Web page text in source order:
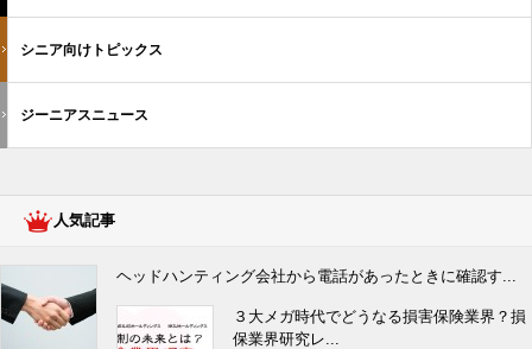
シニア向けトピックス
ジーニアスニュース
人気記事
ヘッドハンティング会社から電話があったときに確認す...
３大メガ時代でどうなる損害保険業界？損
保業界研究レ...